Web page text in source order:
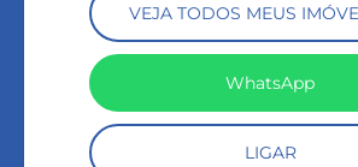
VEJA TODOS MEUS
WhatsApp
LIGAR